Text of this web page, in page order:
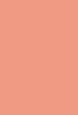
bleiben und
als 27 sind,
Stabilisierung
was es gerade
Suche nach